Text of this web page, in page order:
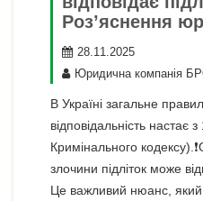
Роз’яснення
28.11.2025
Юридична компанія
В Україні загальне
відповідальність настає
Кримінального
злочини підліток може
Це важливий нюанс, який